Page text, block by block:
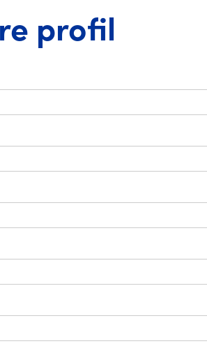
profil